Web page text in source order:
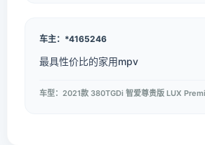
车主：*4165246
最具性价比的家用mpv
车型：2021款 380TGDi 智爱尊贵版 LUX